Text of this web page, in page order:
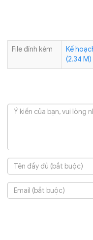
File đính kèm
Kế
(2.34 M)